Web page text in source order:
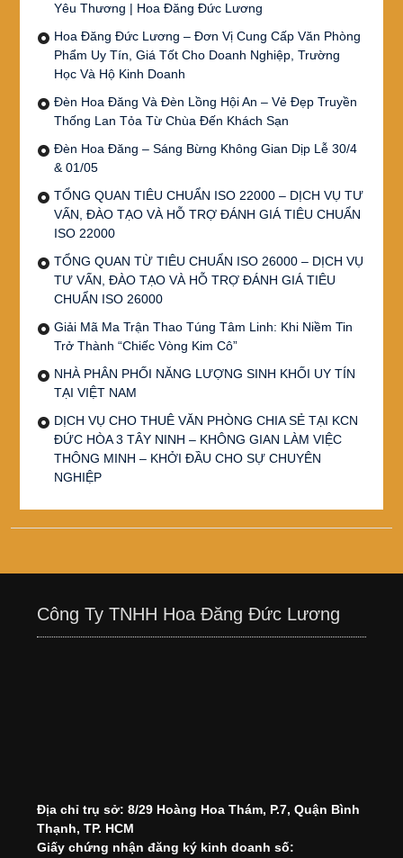
Yêu Thương | Hoa Đăng Đức Lương
Hoa Đăng Đức Lương – Đơn Vị Cung Cấp Văn Phòng
Phẩm Uy Tín, Giá Tốt Cho Doanh Nghiệp, Trường
Học Và Hộ Kinh Doanh
Đèn Hoa Đăng Và Đèn Lồng Hội An – Vẻ Đẹp Truyền
Thống Lan Tỏa Từ Chùa Đến Khách Sạn
Đèn Hoa Đăng – Sáng Bừng Không Gian Dịp Lễ 30/4
& 01/05
TỔNG QUAN TIÊU CHUẨN ISO 22000 – DỊCH VỤ TƯ
VẤN, ĐÀO TẠO VÀ HỖ TRỢ ĐÁNH GIÁ TIÊU CHUẨN
ISO 22000
TỔNG QUAN TỪ TIÊU CHUẨN ISO 26000 – DỊCH VỤ
TƯ VẤN, ĐÀO TẠO VÀ HỖ TRỢ ĐÁNH GIÁ TIÊU
CHUẨN ISO 26000
Giải Mã Ma Trận Thao Túng Tâm Linh: Khi Niềm Tin
Trở Thành “Chiếc Vòng Kim Cô”
NHÀ PHÂN PHỐI NĂNG LƯỢNG SINH KHỐI UY TÍN
TẠI VIỆT NAM
DỊCH VỤ CHO THUÊ VĂN PHÒNG CHIA SẺ TẠI KCN
ĐỨC HÒA 3 TÂY NINH – KHÔNG GIAN LÀM VIỆC
THÔNG MINH – KHỞI ĐẦU CHO SỰ CHUYÊN
NGHIỆP
Công Ty TNHH Hoa Đăng Đức Lương
Địa chỉ trụ sở: 8/29 Hoàng Hoa Thám, P.7, Quận Bình
Thạnh, TP. HCM
Giấy chứng nhận đăng ký kinh doanh số: